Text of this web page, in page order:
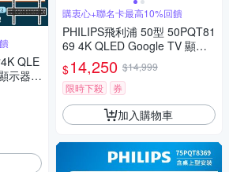
QLE
示器 6
購衷心+聯名卡最高10%回饋
PHILIPS飛利浦 50型 50PQT81
69 4K QLED Google TV 顯示
器 一樓簽收 無安裝
$14,250 $14,999
限時下殺
券
加入購物車